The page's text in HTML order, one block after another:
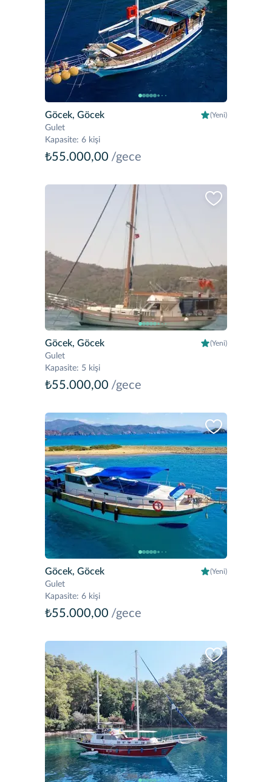
Göcek, Göcek (Yeni)
Gulet
Kapasite: 6 kişi
₺55.000,00 /gece
Göcek, Göcek (Yeni)
Gulet
Kapasite: 5 kişi
₺55.000,00 /gece
Göcek, Göcek (Yeni)
Gulet
Kapasite: 6 kişi
₺55.000,00 /gece